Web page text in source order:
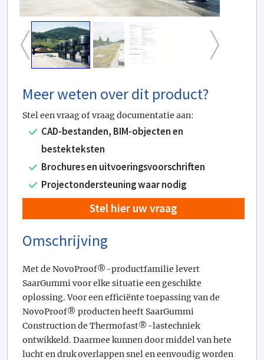
Meer weten over dit product?
Stel een vraag of vraag documentatie aan:
CAD-bestanden, BIM-objecten en
bestekteksten
Brochures en uitvoeringsvoorschriften
Projectondersteuning waar nodig
Stel hier uw vraag
Omschrijving
Met de NovoProof®-productfamilie levert
SaarGummi voor elke situatie een geschikte
oplossing. Voor een efficiënte toepassing van de
NovoProof® producten heeft SaarGummi
Construction de Thermofast®-lastechniek
ontwikkeld. Daarmee kunnen door middel van hete
lucht en druk overlappen snel en eenvoudig worden